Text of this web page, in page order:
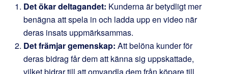
Det ökar deltagandet: Kunderna är betydligt mer
benägna att spela in och ladda upp en video när
deras insats uppmärksammas.
Det främjar gemenskap: Att belöna kunder för
deras bidrag får dem att känna sig uppskattade,